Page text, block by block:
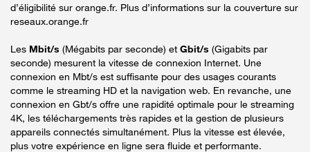
d’éligibilité sur orange.fr. Plus d’informations sur la couverture sur
reseaux.orange.fr
Les Mbit/s (Mégabits par seconde) et Gbit/s (Gigabits par
seconde) mesurent la vitesse de connexion Internet. Une
connexion en Mbt/s est suffisante pour des usages courants
comme le streaming HD et la navigation web. En revanche, une
connexion en Gbt/s offre une rapidité optimale pour le streaming
4K, les téléchargements très rapides et la gestion de plusieurs
appareils connectés simultanément. Plus la vitesse est élevée,
plus votre expérience en ligne sera fluide et performante.